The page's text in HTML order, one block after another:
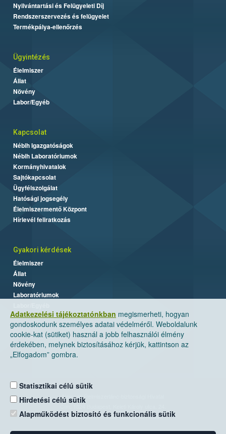
Adatkezelési tájékoztatónkban megismerheti, hogyan
gondoskodunk személyes adatai védelméről. Weboldalunk
cookie-kat (sütiket) használ a jobb felhasználói élmény
érdekében, melynek biztosításához kérjük, kattintson az
„Elfogadom” gombra.
Statisztikai célú sütik
Hirdetési célú sütik
Alapműködést biztosító és funkcionális sütik
Nyilvántartási és Felügyeleti Díj
Rendszerszervezés és felügyelet
Termékpálya-ellenőrzés
Ügyintézés
Élelmiszer
Állat
Növény
Labor/Egyéb
Kapcsolat
Nébih Igazgatóságok
Nébih Laboratóriumok
Kormányhivatalok
Sajtókapcsolat
Ügyfélszolgálat
Hatósági jogsegély
Élelmiszermentő Központ
Hírlevél feliratkozás
Gyakori kérdések
Élelmiszer
Állat
Növény
Laboratóriumok
Nemzeti Élelmiszerlánc-biztonsági Hivatal
Levelezési cím: 1525 Budapest. Pf. 30.